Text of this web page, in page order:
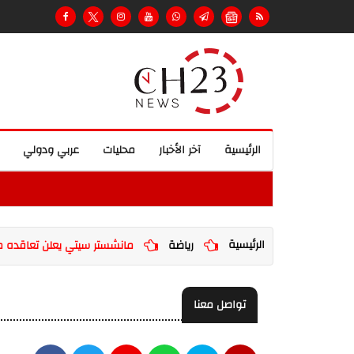
عربي ودولي محليات آخر الأخبار الرئيسية
الرئيسية رياضة مانشستر سيتي يعلن تعاقده
تواصل معنا